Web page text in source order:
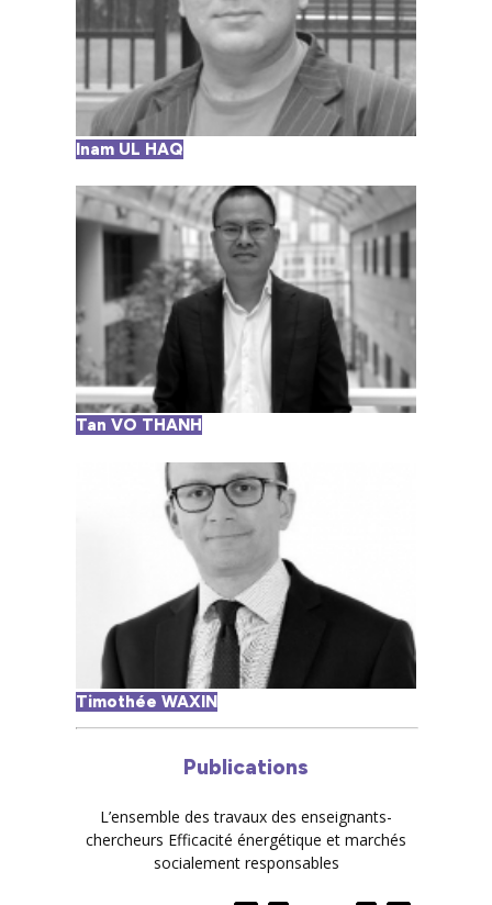
Inam UL HAQ
Tan VO THANH
Timothée WAXIN
Publications
L’ensemble des travaux des enseignants-
chercheurs Efficacité énergétique et marchés
socialement responsables